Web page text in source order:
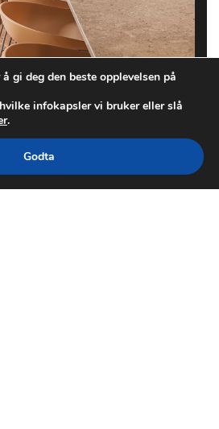
gi deg den beste opplevelsen på
infokapsler vi bruker eller slå
.
Godta